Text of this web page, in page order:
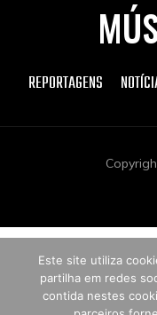
REPORTAGENS
Este site utiliza
partilha em redes
contida nestes